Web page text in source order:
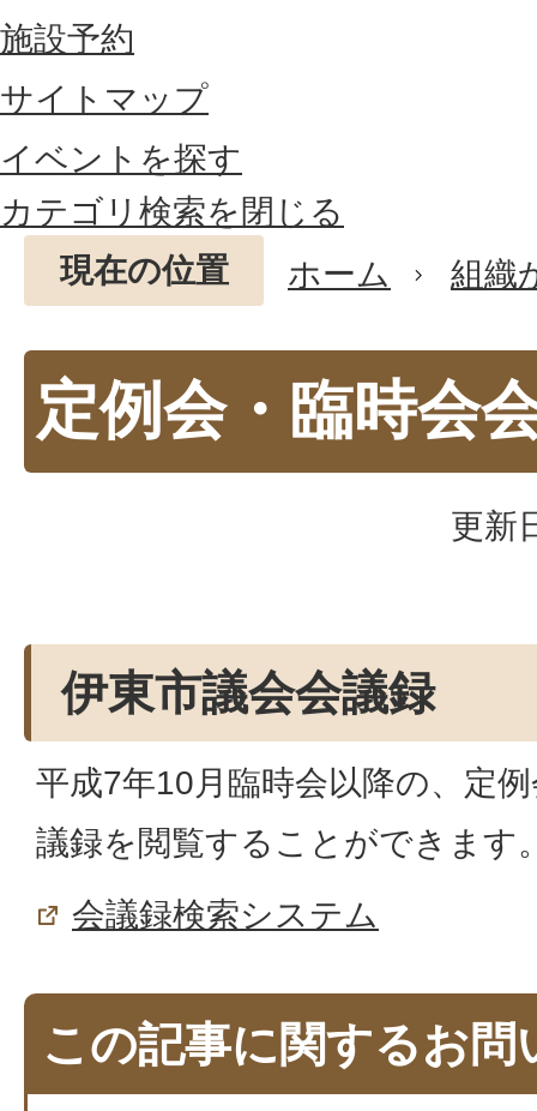
施設予約
サイトマップ
イベントを探す
カテゴリ検索を閉じる
現在の位置
ホーム 組織
定例会・臨時会
更新
伊東市議会会議録
平成7年10月臨時会以降の、定
議録を閲覧することができます
会議録検索システム
この記事に関するお問